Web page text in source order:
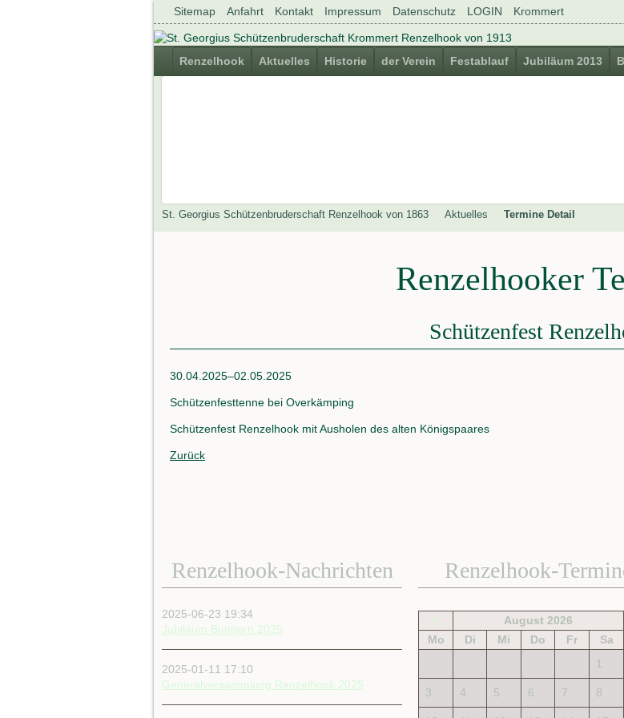
Navigation
überspringen
Sitemap Anfahrt Kontakt Impressum Datenschutz LOGIN Krommert
überspringen
Renzelhook Aktuelles Historie der Verein Festablauf Jubiläum 2013
St. Georgius Schützenbruderschaft Renzelhook von 1863 Aktuelles Termine Detail
Renzelhooker
Schützenfest
30.04.2025–02.05.2025
Schützenfesttenne bei Overkämping
Schützenfest Renzelhook mit Ausholen des alten Königspaares
Zurück
Renzelhook-Nachrichten
2025-06-23 19:34
Jubiläum Büngern 2025
2025-01-11 17:10
Generalversammlung Renzelhook 2025
Renzelhook-
August 2026
Mo
Di Mi Do Fr Sa
1
3 4 5 6 7 8